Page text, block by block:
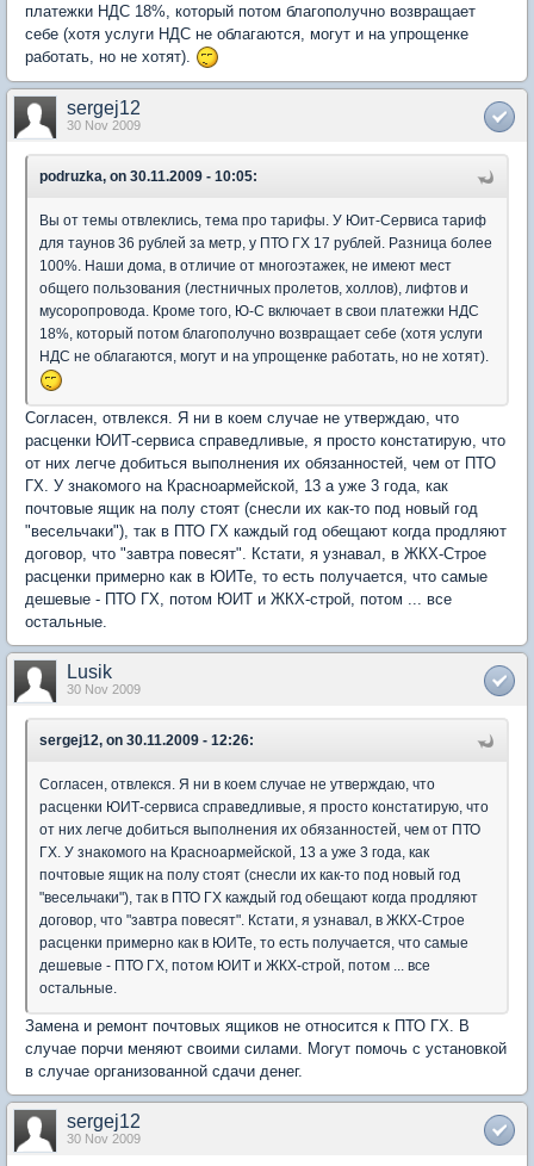
платежки НДС 18%, который потом благополучно возвращает
себе (хотя услуги НДС не облагаются, могут и на упрощенке
работать, но не хотят).
sergej12
30 Nov 2009
podruzka, on 30.11.2009 - 10:05:
Вы от темы отвлеклись, тема про тарифы. У Юит-Сервиса тариф
для таунов 36 рублей за метр, у ПТО ГХ 17 рублей. Разница более
100%. Наши дома, в отличие от многоэтажек, не имеют мест
общего пользования (лестничных пролетов, холлов), лифтов и
мусоропровода. Кроме того, Ю-С включает в свои платежки НДС
18%, который потом благополучно возвращает себе (хотя услуги
НДС не облагаются, могут и на упрощенке работать, но не хотят).
Согласен, отвлекся. Я ни в коем случае не утверждаю, что
расценки ЮИТ-сервиса справедливые, я просто констатирую, что
от них легче добиться выполнения их обязанностей, чем от ПТО
ГХ. У знакомого на Красноармейской, 13 а уже 3 года, как
почтовые ящик на полу стоят (снесли их как-то под новый год
"весельчаки"), так в ПТО ГХ каждый год обещают когда продляют
договор, что "завтра повесят". Кстати, я узнавал, в ЖКХ-Строе
расценки примерно как в ЮИТе, то есть получается, что самые
дешевые - ПТО ГХ, потом ЮИТ и ЖКХ-строй, потом ... все
остальные.
Lusik
30 Nov 2009
sergej12, on 30.11.2009 - 12:26:
Согласен, отвлекся. Я ни в коем случае не утверждаю, что
расценки ЮИТ-сервиса справедливые, я просто констатирую, что
от них легче добиться выполнения их обязанностей, чем от ПТО
ГХ. У знакомого на Красноармейской, 13 а уже 3 года, как
почтовые ящик на полу стоят (снесли их как-то под новый год
"весельчаки"), так в ПТО ГХ каждый год обещают когда продляют
договор, что "завтра повесят". Кстати, я узнавал, в ЖКХ-Строе
расценки примерно как в ЮИТе, то есть получается, что самые
дешевые - ПТО ГХ, потом ЮИТ и ЖКХ-строй, потом ... все
остальные.
Замена и ремонт почтовых ящиков не относится к ПТО ГХ. В
случае порчи меняют своими силами. Могут помочь с установкой
в случае организованной сдачи денег.
sergej12
30 Nov 2009